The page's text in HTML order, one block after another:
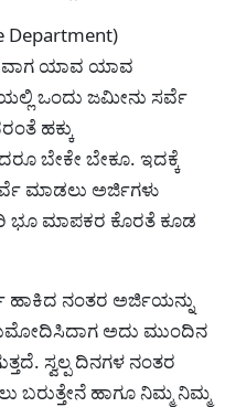
ಯಾವ ಯಾವ
ಒಂದು ಜಮೀನು ಸರ್ವೆ
ಹಕ್ಕು
ಬೇಕೇ ಬೇಕೂ. ಇದಕ್ಕೆ
ಮಾಡಲು ಅರ್ಜಿಗಳು
ಭೂ ಮಾಪಕರ ಕೊರತೆ ಕೂಡ
ಹಾಕಿದ ನಂತರ ಅರ್ಜಿಯನ್ನು
ಅದು ಮುಂದಿನ
ಸ್ವಲ್ಪ ದಿನಗಳ ನಂತರ
ಹಾಗೂ ನಿಮ್ಮ ನಿಮ್ಮ